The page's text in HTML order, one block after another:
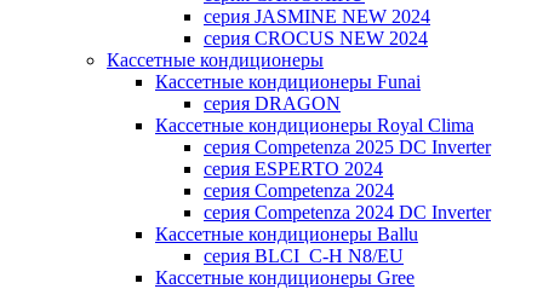
серия JASMINE NEW 2024
серия CROCUS NEW 2024
Кассетные кондиционеры
Кассетные кондиционеры Funai
серия DRAGON
Кассетные кондиционеры Royal Clima
серия Competenza 2025 DC Inverter
серия ESPERTO 2024
серия Competenza 2024
серия Competenza 2024 DC Inverter
Кассетные кондиционеры Ballu
серия BLCI_C-H N8/EU
Кассетные кондиционеры Gree